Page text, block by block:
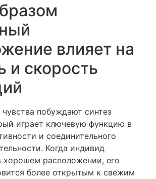
влияет на
и скорость
побуждают синтез
играет ключевую функцию в
и соединительного
Когда индивид
хорошем расположении, его
более открытым к свежим